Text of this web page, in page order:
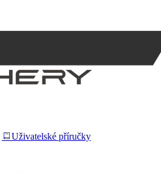
Uživatelské příručky